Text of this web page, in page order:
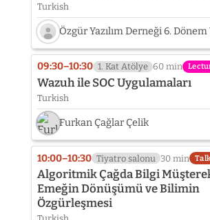
Turkish
Speaker
photo
provided
yet:
Özgür
Yazılım
Derneği
6.
Dönem
Yönetim
Kurulu
09:30–10:30 1. Kat Atölye 60 min
Wazuh ile SOC Uygulamaları
Turkish
Furkan Çağlar Çelik
10:00–10:30 Tiyatro salonu 30 min
Algoritmik Çağda Bilgi
Emeğin Dönüşümü ve Bilimin
Özgürleşmesi